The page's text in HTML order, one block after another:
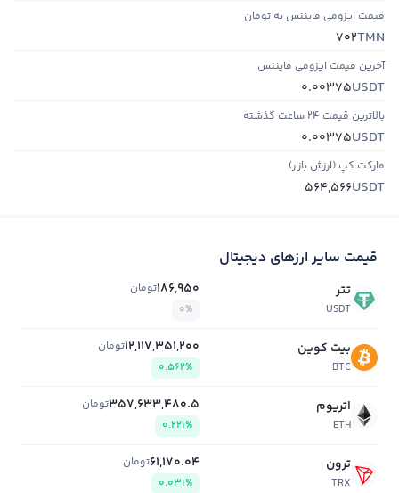
قیمت ایزومی فایننس به تومان
TMN
702
آخرین قیمت ایزومی فایننس
USDT
0.00375
بالاترین قیمت ۲۴ ساعت گذشته
USDT
0.00375
مارکت کپ (ارزش بازار)
USDT
564,566
قیمت سایر ارزهای دیجیتال
تتر
USDT
186,950تومان
0%
بیت کوین
BTC
12,117,351,200تومان
0.562%
اتریوم
ETH
357,633,480.5تومان
0.221%
ترون
TRX
61,170.04تومان
0.031%